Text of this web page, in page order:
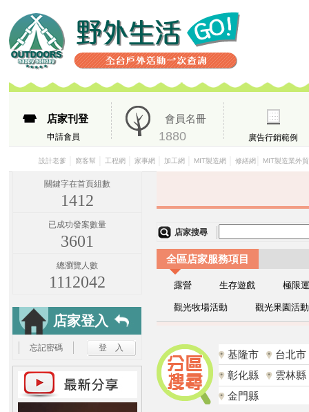
店家刊登
申請會員
會員名冊
1880 廣告行銷範例
設計老爹 窩客幫 工程網 家事網 加工網 MIT製造網 修繕網 MIT製造業外
關鍵字在首頁組數
1412
已成功發案數量
3601
總瀏覽人數
1112042
店家登入
忘記密碼
店家搜尋
全區店家服務項目
露營 生存遊戲 極限
觀光牧場活動 觀光果園活動
基隆市
台北市
彰化縣
雲林縣
金門縣